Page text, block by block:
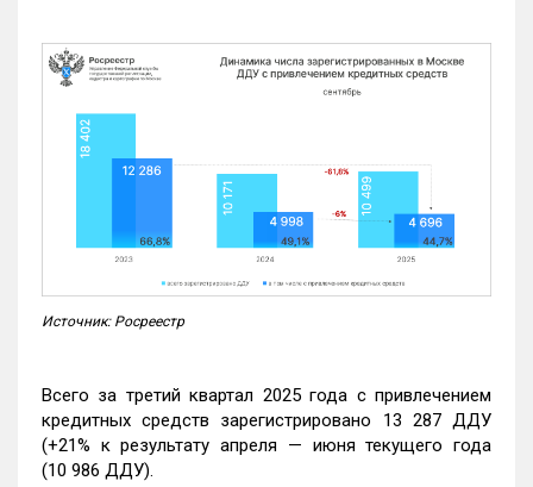
Источник: Росреестр
Всего за третий квартал 2025 года с привлечением
кредитных средств зарегистрировано 13 287 ДДУ
(+21% к результату апреля — июня текущего года
(10 986 ДДУ).